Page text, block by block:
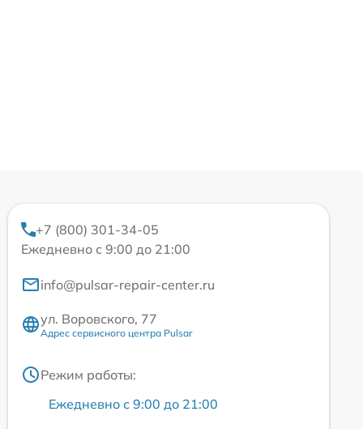
+7 (800) 301-34-05
Ежедневно с 9:00 до 21:00
info@pulsar-repair-center.ru
ул. Воровского, 77
Адрес сервисного центра Pulsar
Режим работы:
Ежедневно с 9:00 до 21:00